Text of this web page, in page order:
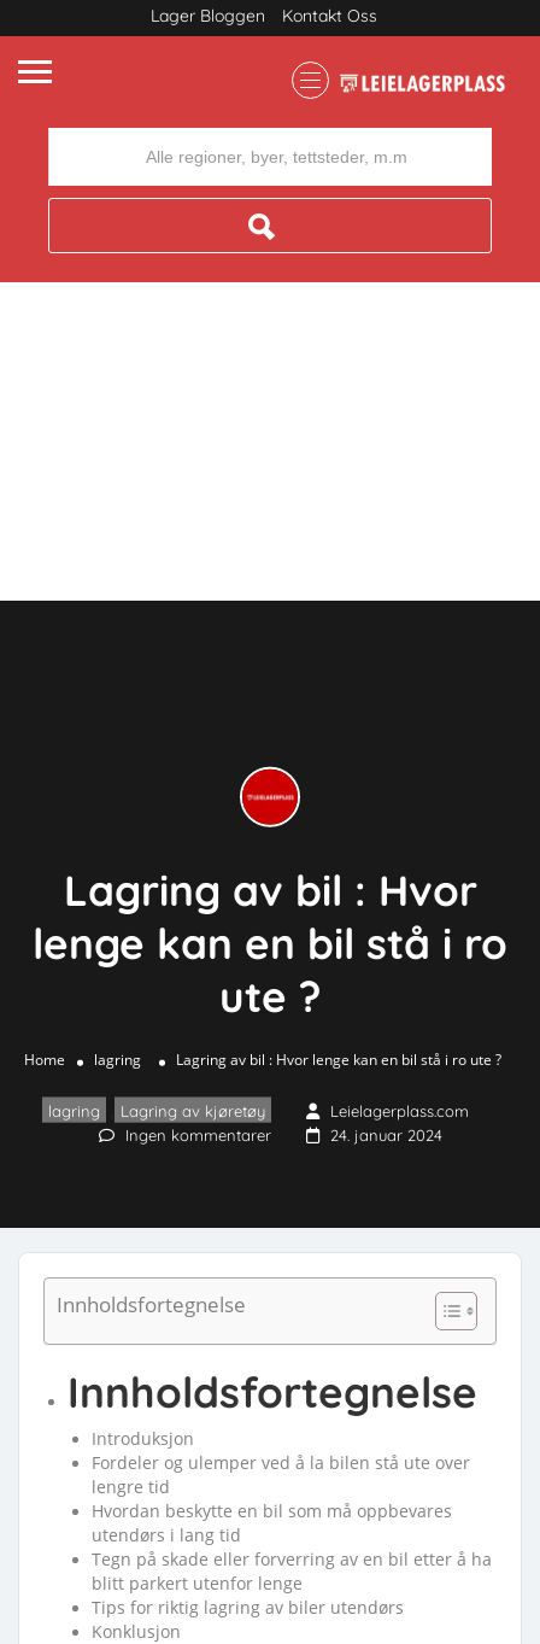
Lager Bloggen Kontakt Oss
Lagring av bil : Hvor
lenge kan en bil stå i ro
ute ?
Home lagring Lagring av bil : Hvor lenge kan en bil stå i ro ute ?
lagring Lagring av kjøretøy
Leielagerplass.com
Ingen kommentarer
24. januar 2024
Innholdsfortegnelse
Innholdsfortegnelse
Introduksjon
Fordeler og ulemper ved å la bilen stå ute over
lengre tid
Hvordan beskytte en bil som må oppbevares
utendørs i lang tid
Tegn på skade eller forverring av en bil etter å ha
blitt parkert utenfor lenge
Tips for riktig lagring av biler utendørs
Konklusjon